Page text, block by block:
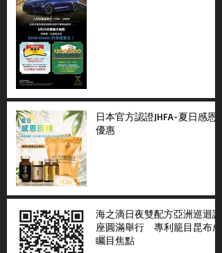
日本官方認證JHFA-夏日感恩
優惠
海之滴日夜雙配方亞洲巡迴講
座圓滿舉行 專利籠目昆布成
矚目焦點